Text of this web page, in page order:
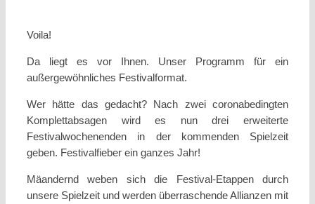
Voila!
Da liegt es vor Ihnen. Unser Programm für ein
außergewöhnliches Festivalformat.
Wer hätte das gedacht? Nach zwei coronabedingten
Komplettabsagen wird es nun drei erweiterte
Festivalwochenenden in der kommenden Spielzeit
geben. Festivalfieber ein ganzes Jahr!
Mäandernd weben sich die Festival-Etappen durch
unsere Spielzeit und werden überraschende Allianzen mit